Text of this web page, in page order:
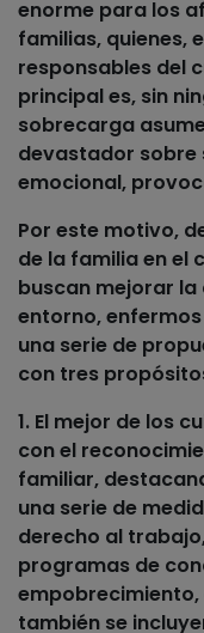
enorme para los
familias, quienes,
responsables del
principal es, sin
sobrecarga
devastador sobre
emocional,
Por este motivo,
de la familia en el
buscan mejorar
entorno,
una serie de
con tres
1. El mejor de los
con el
familiar,
una serie de
derecho al
programas de
empobrecimiento,
también se